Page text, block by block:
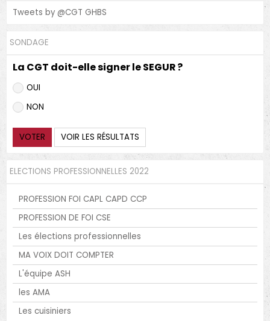
Tweets by @CGT GHBS
SONDAGE
La CGT doit-elle signer le SEGUR ?
OUI
NON
VOTER VOIR LES RÉSULTATS
ELECTIONS PROFESSIONNELLES 2022
PROFESSION FOI CAPL CAPD CCP
PROFESSION DE FOI CSE
Les élections professionnelles
MA VOIX DOIT COMPTER
L'équipe ASH
les AMA
Les cuisiniers